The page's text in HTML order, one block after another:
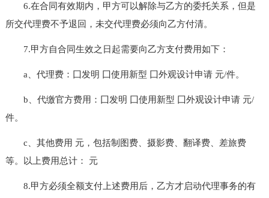
6.在合同有效期内，甲方可以解除与乙方的委托关系，但是
所交代理费不予退回，未交代理费必须向乙方付清。
7.甲方自合同生效之日起需要向乙方支付费用如下：
a、代理费：囗发明 囗使用新型 囗外观设计申请 元/件。
b、代缴官方费用：囗发明 囗使用新型 囗外观设计申请 元/
件。
c、其他费用 元，包括制图费、摄影费、翻译费、差旅费
等。以上费用总计： 元
8.甲方必须全额支付上述费用后，乙方才启动代理事务的有